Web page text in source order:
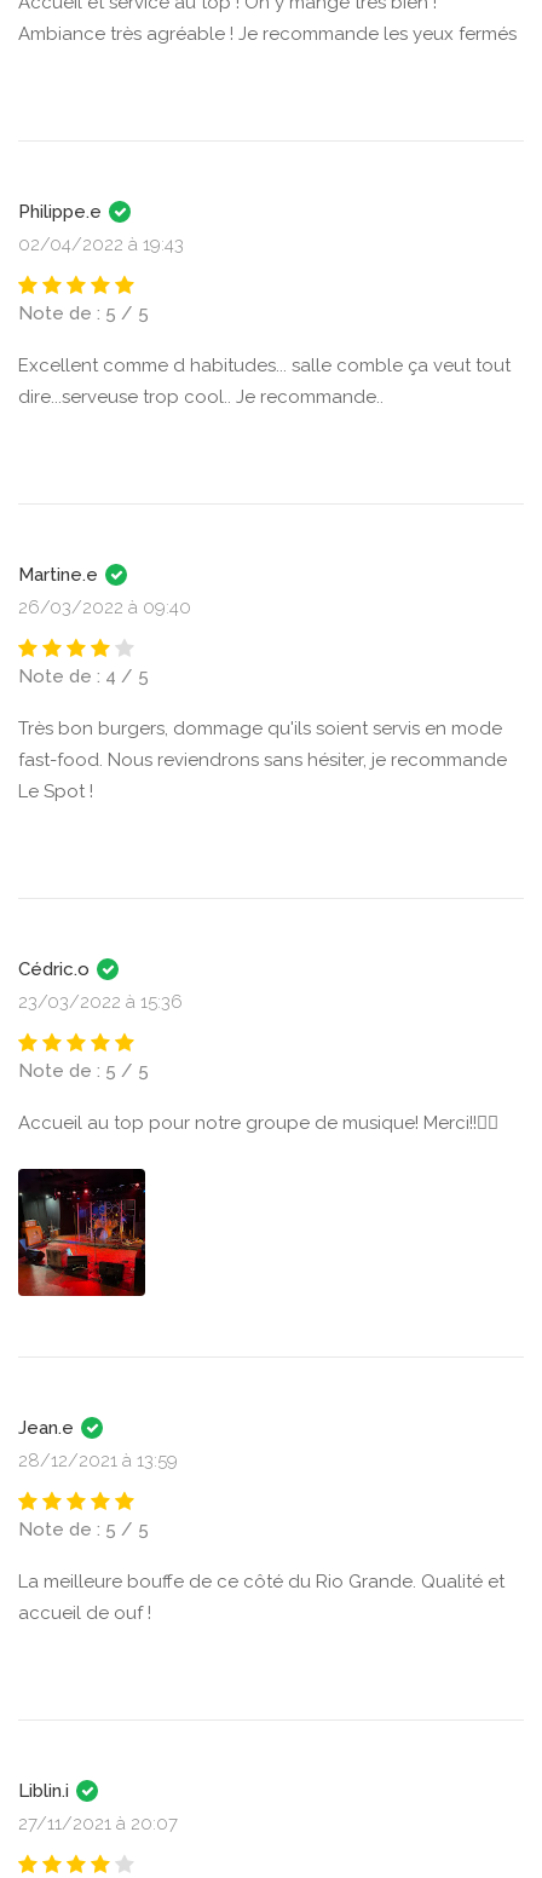
Ambiance très agréable ! Je recommande les yeux fermés
Philippe.e
02/04/2022 à 19:43
Note de : 5 / 5
Excellent comme d habitudes... salle comble ça veut tout
dire...serveuse trop cool.. Je recommande..
Martine.e
26/03/2022 à 09:40
Note de : 4 / 5
Très bon burgers, dommage qu'ils soient servis en mode
fast-food. Nous reviendrons sans hésiter, je recommande
Le Spot !
Cédric.o
23/03/2022 à 15:36
Note de : 5 / 5
Accueil au top pour notre groupe de musique! Merci!!👍🏻
Jean.e
28/12/2021 à 13:59
Note de : 5 / 5
La meilleure bouffe de ce côté du Rio Grande. Qualité et
accueil de ouf !
Liblin.i
27/11/2021 à 20:07